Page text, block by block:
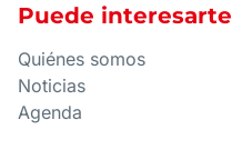
Puede interesarte
Quiénes somos
Noticias
Agenda